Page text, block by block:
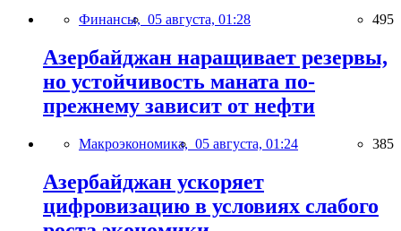
Финансы, 05 августа, 01:28 495
Азербайджан наращивает резервы,
но устойчивость маната по-
прежнему зависит от нефти
Макроэкономика, 05 августа, 01:24 385
Азербайджан ускоряет
цифровизацию в условиях слабого